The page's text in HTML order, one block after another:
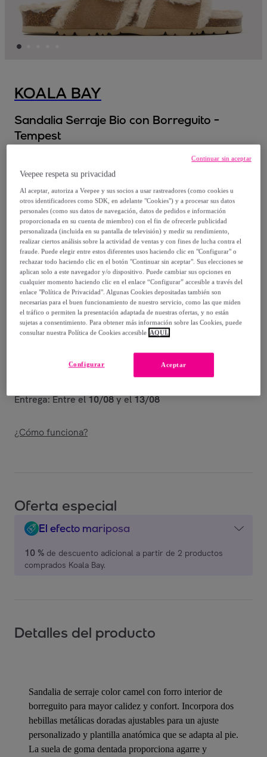
KOALA BAY
Sandalia Serraje Bio con Borreguito -
Tempest
39, €
59,95 €
-33%
Guía de tallas
Vendido porKoala Bay
Entrega
Gratis desde 59 € de compra
Entrega: Entre el10/08y el13/08
¿Cómo funciona?
Oferta especial
El efecto mariposa
10 % de descuento adicional a partir de 2 productos
comprados Koala Bay.
Detalles del producto
Sandalia de serraje color camel con forro interior de
borreguito para mayor calidez y confort. Incorpora dos
hebillas metálicas doradas ajustables para un ajuste
personalizado y plantilla anatómica que se adapta al pie.
La suela de goma dentada proporciona agarre y
Veepee respeta su privacidad
Al aceptar, autoriza a Veepee y sus socios a usar rastreadores (como cookies u
otros identificadores como SDK, en adelante "Cookies") y a procesar sus datos
personales (como sus datos de navegación, datos de pedidos e información
proporcionada en su cuenta de miembro) con el fin de ofrecerle publicidad
personalizada (incluida en su pantalla de televisión) y medir su rendimiento,
realizar ciertos análisis sobre la actividad de ventas y con fines de lucha contra el
fraude. Puede elegir entre estos diferentes usos haciendo clic en "Configurar" o
rechazar todo haciendo clic en el botón "Continuar sin aceptar". Sus elecciones se
aplican solo a este navegador y/o dispositivo. Puede cambiar sus opciones en
cualquier momento haciendo clic en el enlace “Configurar” accesible a través del
enlace "Política de Privacidad". Algunas Cookies depositadas también son
necesarias para el buen funcionamiento de nuestro servicio, como las que miden
el tráfico o permiten la presentación adaptada de nuestras ofertas, y no están
sujetas a consentimiento. Para obtener más información sobre las Cookies, puede
consultar nuestra Política de Cookies accesible AQUÍ.
Aceptar
Configurar
Continuar sin aceptar